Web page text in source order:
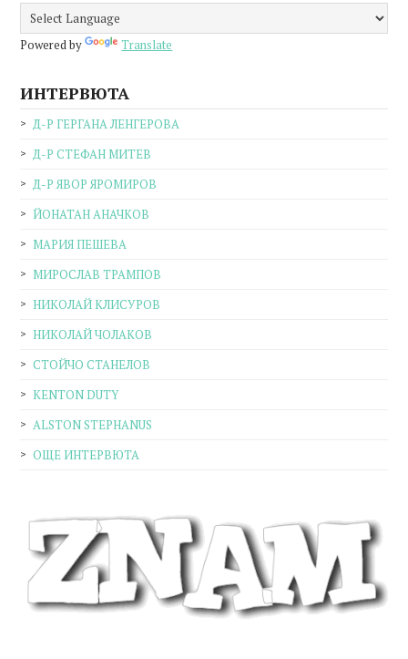
Powered by Translate
ИНТЕРВЮТА
Д-Р ГЕРГАНА ЛЕНГЕРОВА
Д-Р СТЕФАН МИТЕВ
Д-Р ЯВОР ЯРОМИРОВ
ЙОНАТАН АНАЧКОВ
МАРИЯ ПЕШЕВА
МИРОСЛАВ ТРАМПОВ
НИКОЛАЙ КЛИСУРОВ
НИКОЛАЙ ЧОЛАКОВ
СТОЙЧО СТАНЕЛОВ
KENTON DUTY
ALSTON STEPHANUS
ОЩЕ ИНТЕРВЮТА